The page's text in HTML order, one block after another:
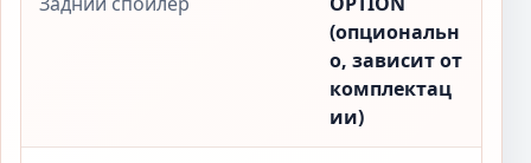
(опциональн
о, зависит от
комплектац
ии)